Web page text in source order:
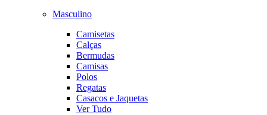
Masculino
Camisetas
Calças
Bermudas
Camisas
Polos
Regatas
Casacos e Jaquetas
Ver Tudo